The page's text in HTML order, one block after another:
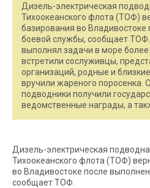
Дизель-электрическая
Тихоокеанского флота (ТОФ)
базирования во
боевой службы, сообщает
выполнял задачи в море более
встретили сослуживцы,
организаций, родные и
вручили жареного поросенка.
подводники получили
ведомственные награды, а
Дизель-электрическая
Тихоокеанского флота (ТОФ)
во Владивостоке после
сообщает ТОФ.